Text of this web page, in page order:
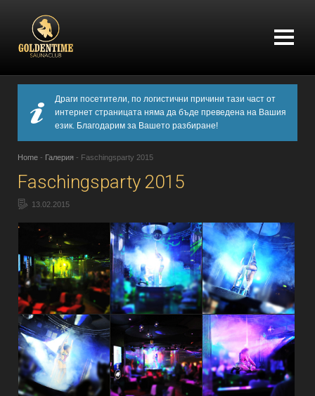
Драги посетители, по логистични причини тази част от
интернет страницата няма да бъде преведена на Вашия
език. Благодарим за Вашето разбиране!
Home - Галерия - Faschingsparty 2015
Faschingsparty 2015
13.02.2015